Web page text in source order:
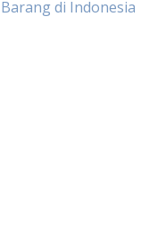
di Indonesia